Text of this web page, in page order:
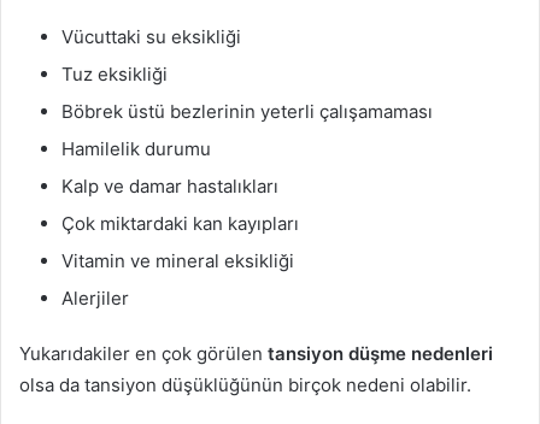
Vücuttaki su eksikliği
Tuz eksikliği
Böbrek üstü bezlerinin yeterli çalışamaması
Hamilelik durumu
Kalp ve damar hastalıkları
Çok miktardaki kan kayıpları
Vitamin ve mineral eksikliği
Alerjiler
Yukarıdakiler en çok görülen tansiyon düşme nedenleri
olsa da tansiyon düşüklüğünün birçok nedeni olabilir.